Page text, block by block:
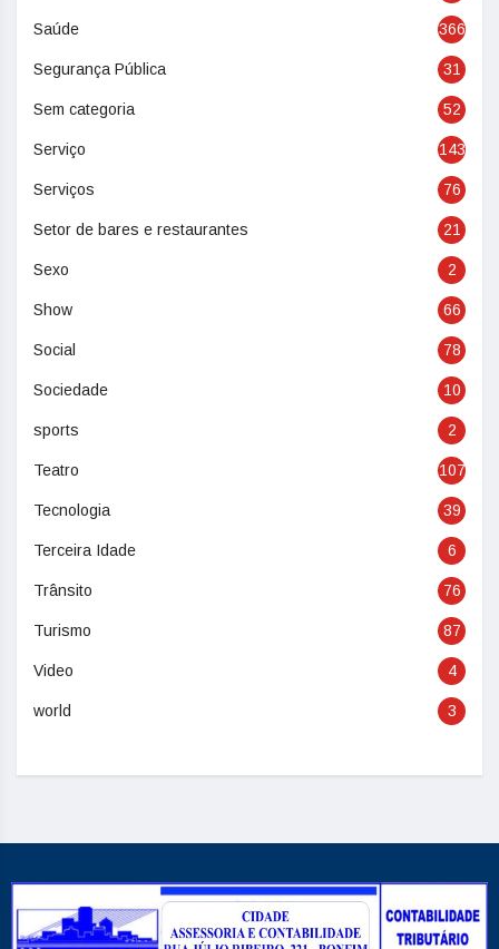
Saúde 366
Segurança Pública 31
Sem categoria 52
Serviço 143
Serviços 76
Setor de bares e restaurantes 21
Sexo 2
Show 66
Social 78
Sociedade 10
sports 2
Teatro 107
Tecnologia 39
Terceira Idade 6
Trânsito 76
Turismo 87
Video 4
world 3